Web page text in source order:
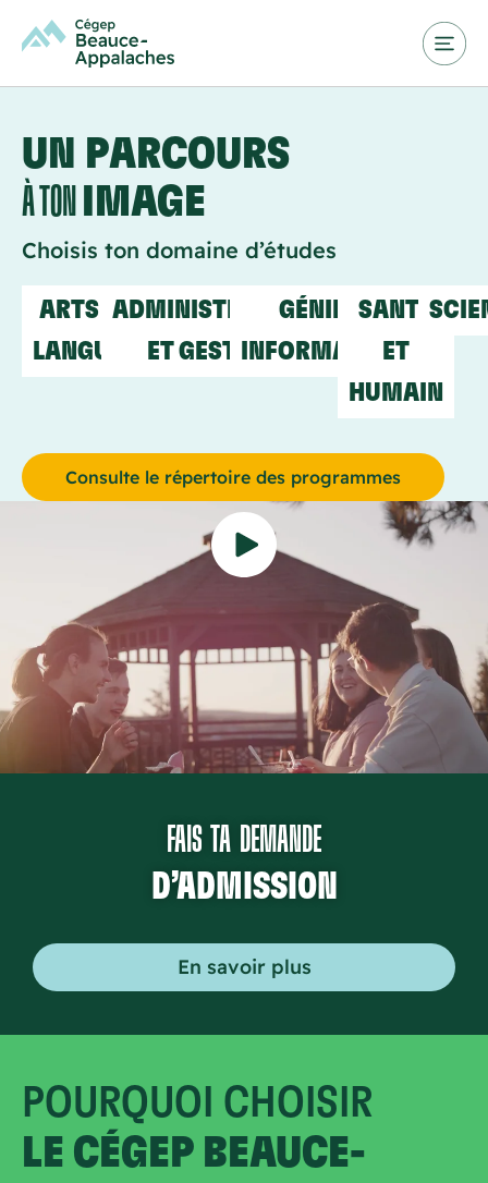
UN PARCOURS
À TON
IMAGE
Choisis ton domaine d’études
ARTS ET
LANGUES
ADMINISTRATION
ET GESTION
GÉNIE ET
INFORMATIQUE
SANTÉ
ET
HUMAIN
Consulte le répertoire des programmes
FAIS TA DEMANDE
D’ADMISSION
En savoir plus
POURQUOI CHOISIR
LE CÉGEP BEAUCE-